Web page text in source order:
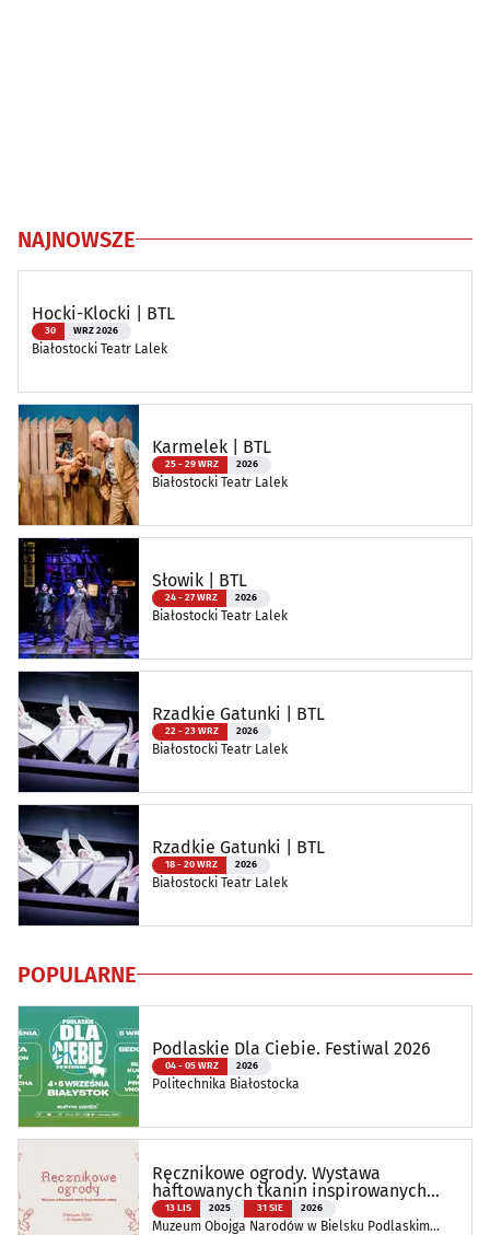
NAJNOWSZE
Hocki-Klocki | BTL
30 WRZ 2026
Białostocki Teatr Lalek
Karmelek | BTL
25 - 29 WRZ 2026
Białostocki Teatr Lalek
Słowik | BTL
24 - 27 WRZ 2026
Białostocki Teatr Lalek
Rzadkie Gatunki | BTL
22 - 23 WRZ 2026
Białostocki Teatr Lalek
Rzadkie Gatunki | BTL
18 - 20 WRZ 2026
Białostocki Teatr Lalek
POPULARNE
Podlaskie Dla Ciebie. Festiwal 2026
04 - 05 WRZ 2026
Politechnika Białostocka
Ręcznikowe ogrody. Wystawa
haftowanych tkanin inspirowanych
naturą
13 LIS 2025 31 SIE 2026
Muzeum Obojga Narodów w Bielsku Podlaskim